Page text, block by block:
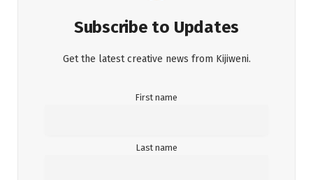
Subscribe to Updates
Get the latest creative news from Kijiweni.
First name
Last name